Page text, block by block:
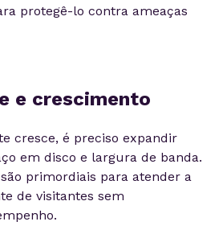
protegê-lo contra ameaças
e crescimento
cresce, é preciso expandir
em disco e largura de banda.
primordiais para atender a
de visitantes sem